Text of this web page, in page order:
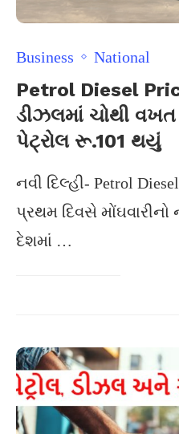
Business National
Petrol Diesel
ડીઝલમાં ચોથી વખત
પેટ્રોલ રૂ.101 થયું
નવી દિલ્હી- Petrol
પ્રથમ દિવસે
દેશમાં …